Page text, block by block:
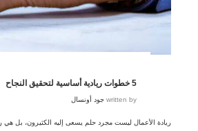
5 خطوات ريادية أساسية لتحقيق النجاح
written by جود أونسال
ريادة الأعمال ليست مجرد حلم يسعى إليه الكثيرون، بل هي